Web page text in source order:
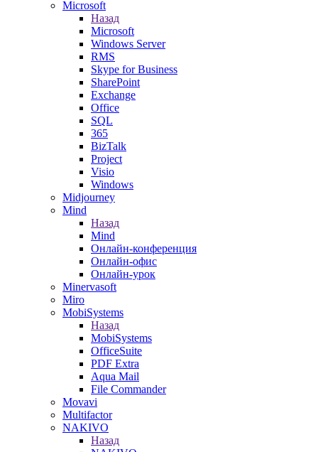
Microsoft
Назад
Microsoft
Windows Server
RMS
Skype for Business
SharePoint
Exchange
Office
SQL
365
BizTalk
Project
Visio
Windows
Midjourney
Mind
Назад
Mind
Онлайн-конференция
Онлайн-офис
Онлайн-урок
Minervasoft
Miro
MobiSystems
Назад
MobiSystems
OfficeSuite
PDF Extra
Aqua Mail
File Commander
Movavi
Multifactor
NAKIVO
Назад